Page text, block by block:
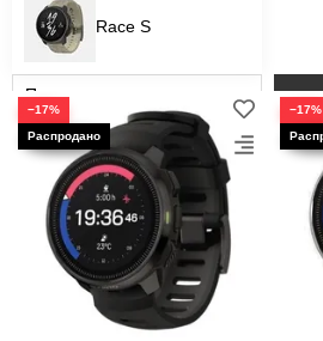
Race S
−17% −17%